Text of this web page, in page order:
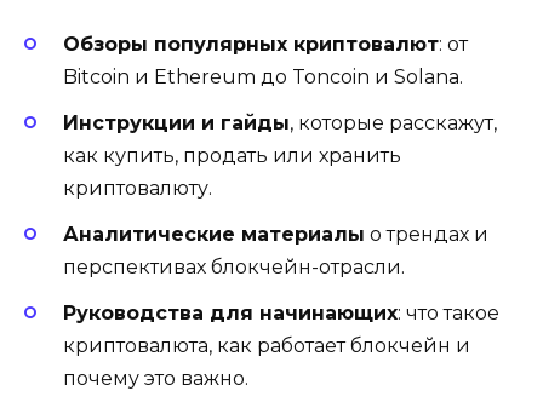
Обзоры популярных криптовалют: от
Bitcoin и Ethereum до Toncoin и Solana.
Инструкции и гайды, которые расскажут,
как купить, продать или хранить
криптовалюту.
Аналитические материалы о трендах и
перспективах блокчейн-отрасли.
Руководства для начинающих: что такое
криптовалюта, как работает блокчейн и
почему это важно.